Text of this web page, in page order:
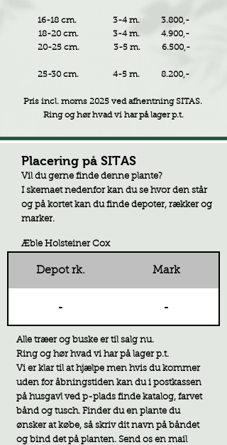
16-18 cm. 3-4 m. 3.800,-
18-20 cm. 3-4 m. 4.900,-
20-25 cm. 3-5 m. 6.500,-
25-30 cm. 4-5 m. 8.200,-
Pris incl. moms 2025 ved afhentning SITAS.
Ring og hør hvad vi har på lager p.t.
Placering på SITAS
Vil du gerne finde denne plante?
I skemaet nedenfor kan du se hvor den står
og på kortet kan du finde depoter, rækker og
marker.
Æble Holsteiner Cox
Depot rk. Mark
- -
Alle træer og buske er til salg nu.
Ring og hør hvad vi har på lager p.t.
Vi er klar til at hjælpe men hvis du kommer
uden for åbningstiden kan du i postkassen
på husgavl ved p-plads finde katalog, farvet
bånd og tusch. Finder du en plante du
ønsker at købe, så skriv dit navn på båndet
og bind det på planten. Send os en mail